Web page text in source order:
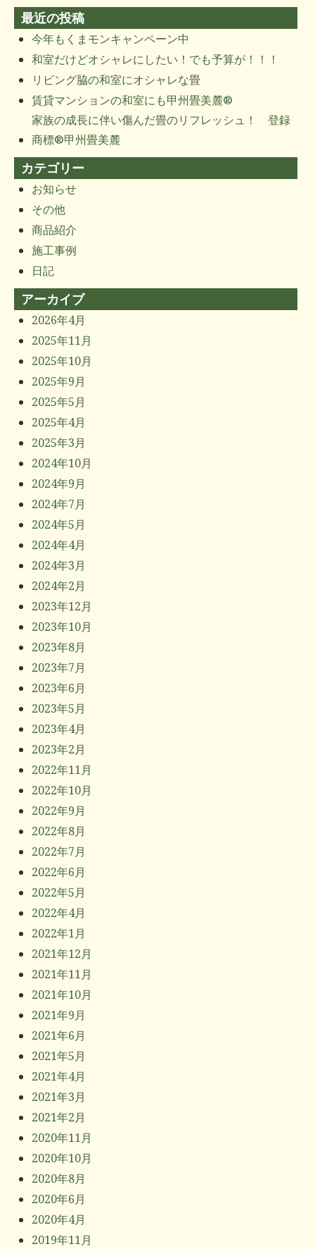
ー
シ
ョ
最近の投稿
今年もくまモンキャンペーン中
和室だけどオシャレにしたい！でも予算が！！！
リビング脇の和室にオシャレな畳
賃貸マンションの和室にも甲州畳美麓®
家族の成長に伴い傷んだ畳のリフレッシュ！ 登録
商標®甲州畳美麓
カテゴリー
お知らせ
その他
商品紹介
施工事例
日記
アーカイブ
2026年4月
2025年11月
2025年10月
2025年9月
2025年5月
2025年4月
2025年3月
2024年10月
2024年9月
2024年7月
2024年5月
2024年4月
2024年3月
2024年2月
2023年12月
2023年10月
2023年8月
2023年7月
2023年6月
2023年5月
2023年4月
2023年2月
2022年11月
2022年10月
2022年9月
2022年8月
2022年7月
2022年6月
2022年5月
2022年4月
2022年1月
2021年12月
2021年11月
2021年10月
2021年9月
2021年6月
2021年5月
2021年4月
2021年3月
2021年2月
2020年11月
2020年10月
2020年8月
2020年6月
2020年4月
2019年11月